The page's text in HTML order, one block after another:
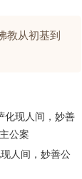
教从初基到
人间，妙善公